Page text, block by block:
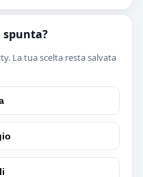
La tua scelta resta salvata